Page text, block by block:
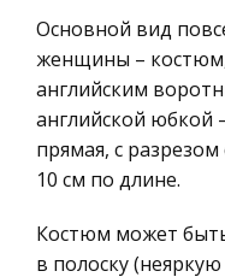
История
стран
Транспорт
Банковское
Здоровье
Биржевое дело
Источник
выражения норм
может быть
какой орган
источников
Электропривод
Могучие машины
миллионы тонн
Основной вид
женщины – костюм,
английским
английской юбкой
прямая, с
10 см по длине.
Костюм может
в полоску